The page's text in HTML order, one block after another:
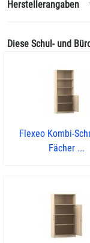
Herstellerangaben
Diese Schul- und
Flexeo Kombi-
Fächer ...